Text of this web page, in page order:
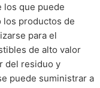
los que puede
los productos de
para el
de alto valor
del residuo y
puede suministrar a